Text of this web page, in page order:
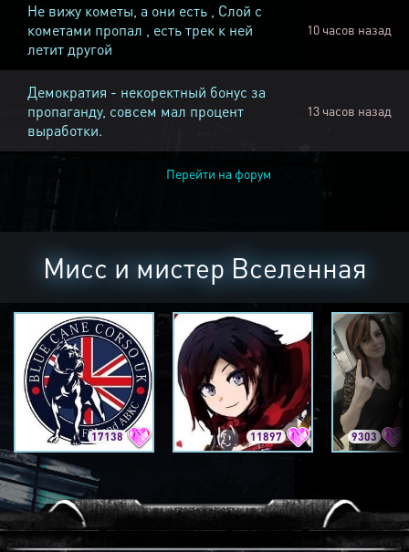
Не вижу кометы, а они есть , Слой с
кометами пропал , есть трек к ней
летит другой
10 часов назад
Демократия - некоректный бонус за
пропаганду, совсем мал процент
выработки.
13 часов назад
Перейти на форум
Мисс и мистер Вселенная
17138 11897 9303